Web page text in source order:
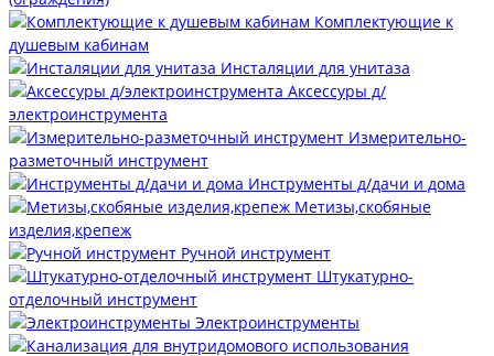
Комплектующие к
душевым кабинам
Инсталяции для унитаза
Аксессуры д/
электроинструмента
Измерительно-
разметочный инструмент
Инструменты д/дачи и дома
Метизы,скобяные
изделия,крепеж
Ручной инструмент
Штукатурно-
отделочный инструмент
Электроинструменты